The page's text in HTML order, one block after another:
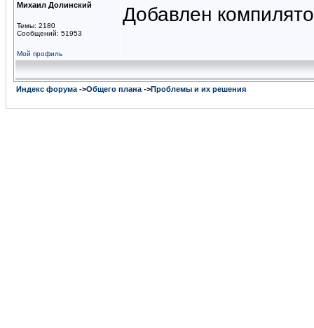
Михаил Долинский
Темы: 2180
Сообщений: 51953
Мой профиль
Добавлен
Индекс форума ->Общего плана ->Проблемы и их решения